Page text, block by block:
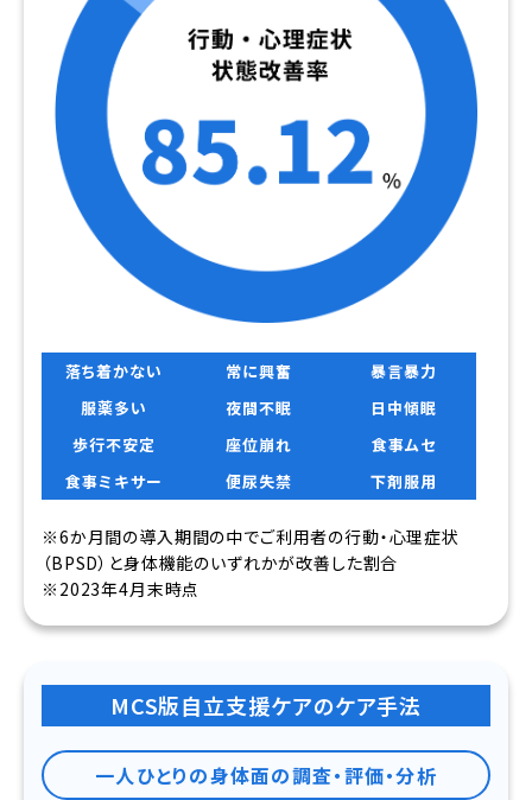
落ち着かない 常に興奮
暴言暴力
服薬多い
夜間不眠
日中傾眠
歩行不安定
座位崩れ
食事ムセ
食事ミキサー
便尿失禁 下剤服用
※6か月間の導入期間の中でご利用者の行動・心理症状
（BPSD）と身体機能のいずれかが改善した割合
※2023年4月末時点
MCS版自立支援ケアのケア手法
一人ひとりの身体面の調査・評価・分析